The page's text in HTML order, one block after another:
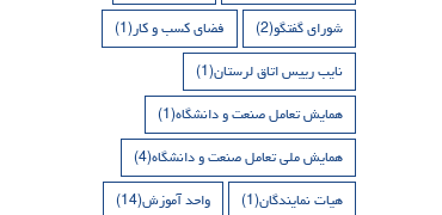
شورای گفتگو(2) فضای کسب و کار(1)
نایب رییس اتاق لرستان(1)
همایش تعامل صنعت و دانشگاه(1)
همایش ملی تعامل صنعت و دانشگاه(4)
هیات نمایندگان(1) واحد آموزش(14)